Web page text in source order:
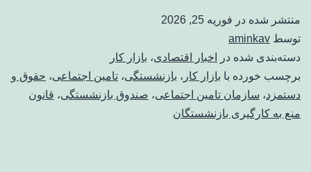
منتشر شده در فوریه 25, 2026
توسط aminkav
دسته‌بندی شده در
اخبار اقتصادی، بازار کار
برچسب خورده با بازار کار ، بازنشستگی، تامین اجتماعی، حقوق و
دستمزد، سازمان تامین اجتماعی، صندوق بازنشستگی، قانون
منع به کارگیری بازنشستگان